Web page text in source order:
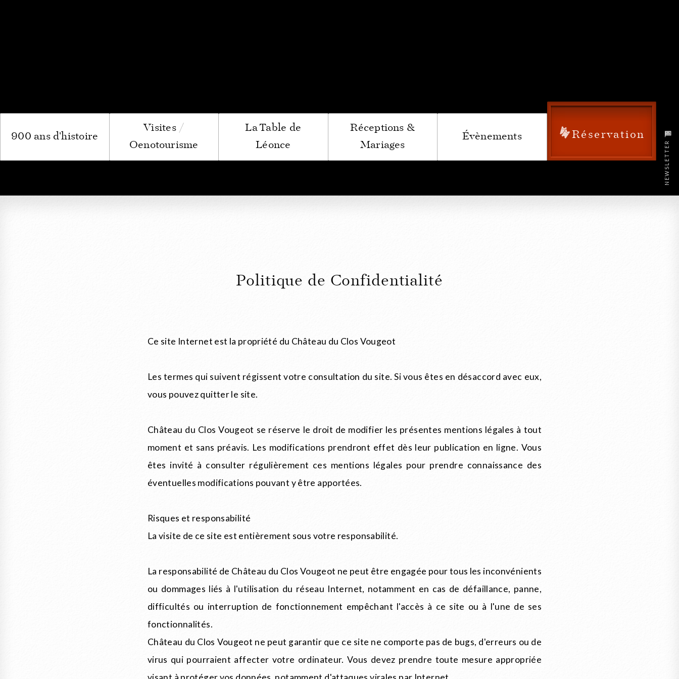
NEWSLETTER
900 ans d'histoire
Visites /
Oenotourisme
La Table de
Léonce
Réceptions &
Mariages
Évènements Réservation
Politique de Confidentialité
Ce site Internet est la propriété du Château du Clos Vougeot
Les termes qui suivent régissent votre consultation du site. Si vous êtes en désaccord avec eux,
vous pouvez quitter le site.
Château du Clos Vougeot se réserve le droit de modifier les présentes mentions légales à tout
moment et sans préavis. Les modifications prendront effet dès leur publication en ligne. Vous
êtes invité à consulter régulièrement ces mentions légales pour prendre connaissance des
éventuelles modifications pouvant y être apportées.
Risques et responsabilité
La visite de ce site est entièrement sous votre responsabilité.
La responsabilité de Château du Clos Vougeot ne peut être engagée pour tous les inconvénients
ou dommages liés à l'utilisation du réseau Internet, notamment en cas de défaillance, panne,
difficultés ou interruption de fonctionnement empêchant l'accès à ce site ou à l'une de ses
fonctionnalités.
Château du Clos Vougeot ne peut garantir que ce site ne comporte pas de bugs, d'erreurs ou de
virus qui pourraient affecter votre ordinateur. Vous devez prendre toute mesure appropriée